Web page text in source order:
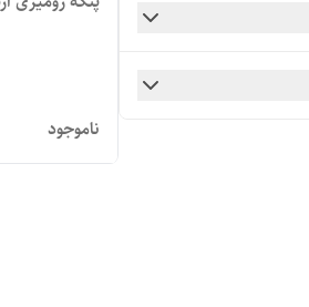
ناموجود